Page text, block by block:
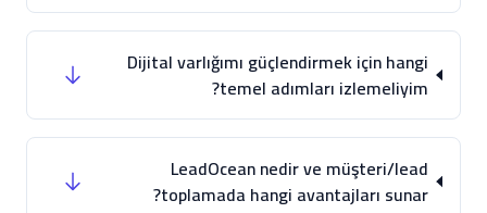
Dijital varlığımı güçlendirmek için hangi
temel adımları izlemeliyim?
LeadOcean nedir ve müşteri/lead
toplamada hangi avantajları sunar?